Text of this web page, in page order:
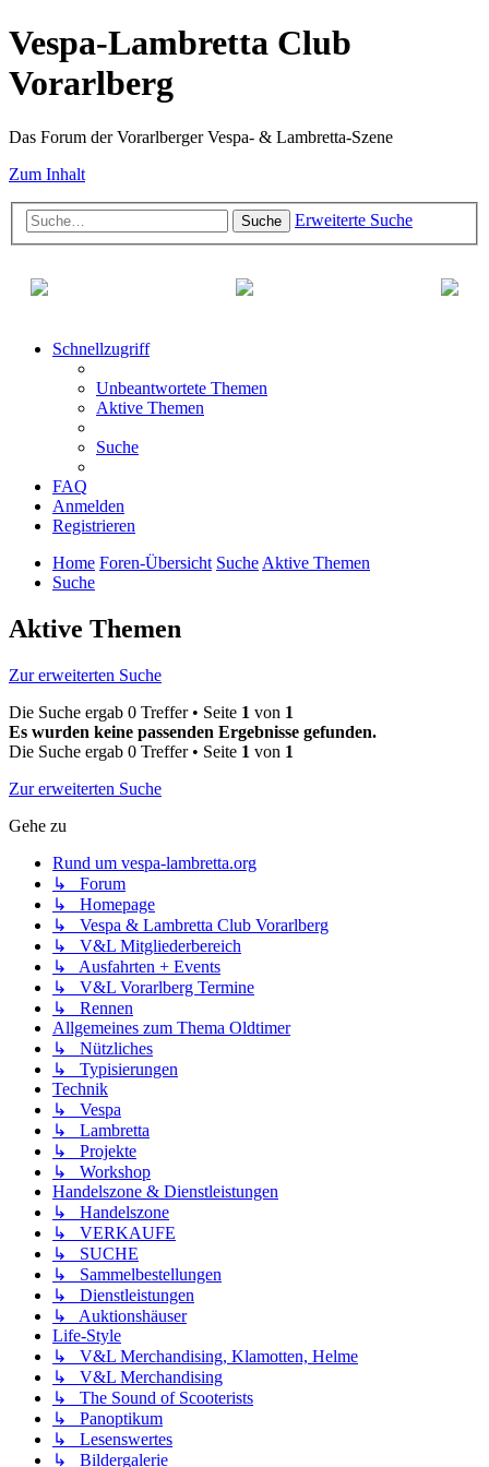
Vespa-Lambretta Club
Vorarlberg
Das Forum der Vorarlberger Vespa- & Lambretta-Szene
Zum Inhalt
Suche Erweiterte Suche
Schnellzugriff
Unbeantwortete Themen
Aktive Themen
Suche
FAQ
Anmelden
Registrieren
Home Foren-Übersicht SucheAktive Themen
Suche
Aktive Themen
Zur erweiterten Suche
Die Suche ergab 0 Treffer • Seite 1 von 1
Es wurden keine passenden Ergebnisse gefunden.
Die Suche ergab 0 Treffer • Seite 1 von 1
Zur erweiterten Suche
Gehe zu
Rund um vespa-lambretta.org
↳ Forum
↳ Homepage
↳ Vespa & Lambretta Club Vorarlberg
↳ V&L Mitgliederbereich
↳ Ausfahrten + Events
↳ V&L Vorarlberg Termine
↳ Rennen
Allgemeines zum Thema Oldtimer
↳ Nützliches
↳ Typisierungen
Technik
↳ Vespa
↳ Lambretta
↳ Projekte
↳ Workshop
Handelszone & Dienstleistungen
↳ Handelszone
↳ VERKAUFE
↳ SUCHE
↳ Sammelbestellungen
↳ Dienstleistungen
↳ Auktionshäuser
Life-Style
↳ V&L Merchandising, Klamotten, Helme
↳ V&L Merchandising
↳ The Sound of Scooterists
↳ Panoptikum
↳ Lesenswertes
↳ Bildergalerie